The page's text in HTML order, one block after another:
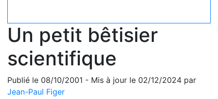
Un petit bêtisier
scientifique
Publié le 08/10/2001 - Mis à jour le 02/12/2024 par
Jean-Paul Figer